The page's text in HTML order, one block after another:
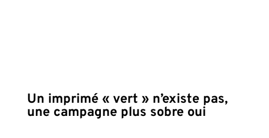
Un imprimé « vert » n’existe pas,
une campagne plus sobre oui